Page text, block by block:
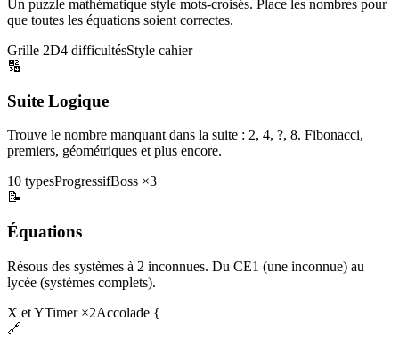
Un puzzle mathématique style mots-croisés. Place les nombres pour
que toutes les équations soient correctes.
Grille 2D4 difficultésStyle cahier
🔢
Suite Logique
Trouve le nombre manquant dans la suite : 2, 4, ?, 8. Fibonacci,
premiers, géométriques et plus encore.
10 typesProgressifBoss ×3
📝
Équations
Résous des systèmes à 2 inconnues. Du CE1 (une inconnue) au
lycée (systèmes complets).
X et YTimer ×2Accolade {
🔗